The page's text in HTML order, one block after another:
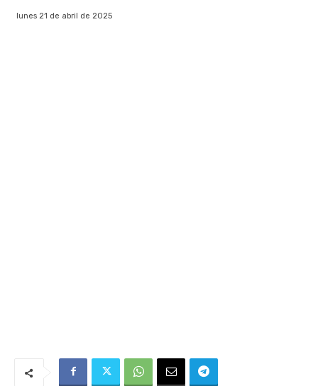
lunes 21 de abril de 2025